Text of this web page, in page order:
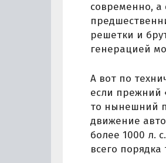
современно, а
решетки и
генерацией
А вот по
если прежний
то нынешний
движение
более 1000 л.
всего порядка